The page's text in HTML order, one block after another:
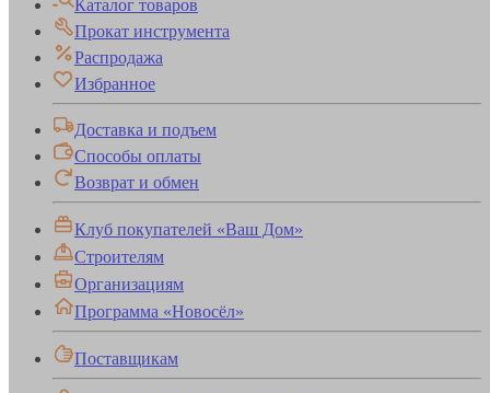
Каталог товаров
Прокат инструмента
Распродажа
Избранное
Доставка и подъем
Способы оплаты
Возврат и обмен
Клуб покупателей «Ваш Дом»
Строителям
Организациям
Программа «Новосёл»
Поставщикам